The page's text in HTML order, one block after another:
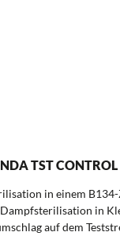
TST
in einem
in
auf dem